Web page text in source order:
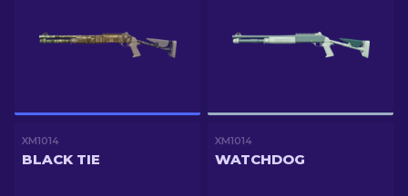
XM1014
BLACK TIE
XM1014
WATCHDOG